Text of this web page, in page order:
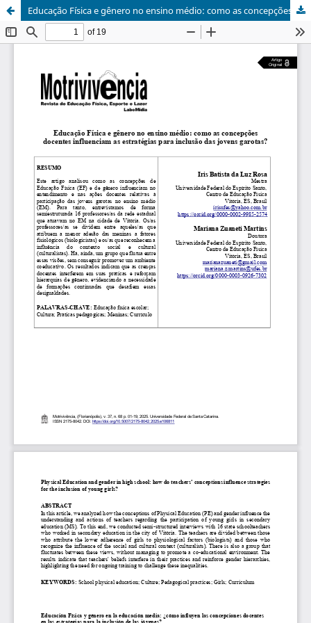
Educação Física e gênero no ensino médio: como as concepções docentes influenciam as estratégias para inclusão das jovens garotas?